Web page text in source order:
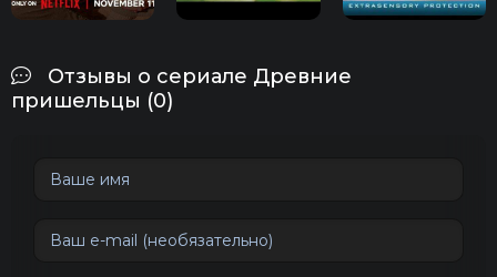
Отзывы о сериале Древние
пришельцы (0)